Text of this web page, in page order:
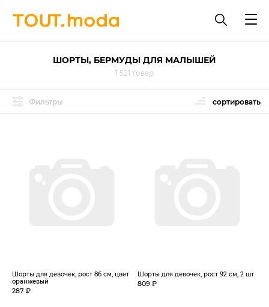
ШОРТЫ, БЕРМУДЫ ДЛЯ МАЛЫШЕЙ
1 521 товар
Фильтры сортировать
Шорты для девочек, рост 86 см, цвет
оранжевый
287 ₽
Шорты для девочек, рост 92 см, 2 шт
809 ₽